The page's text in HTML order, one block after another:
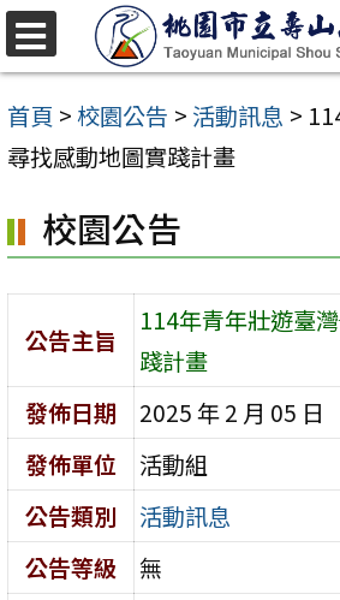
跳
至
主
要
容
區
首頁 >校園公告 > 活動訊息 >
尋找感動地圖實踐計畫
校園公告
公告主旨
114年青年壯遊臺
踐計畫
發佈日期
2025 年 2 月 05 日
發佈單位
活動組
公告類別
活動訊息
公告等級
無
選
單